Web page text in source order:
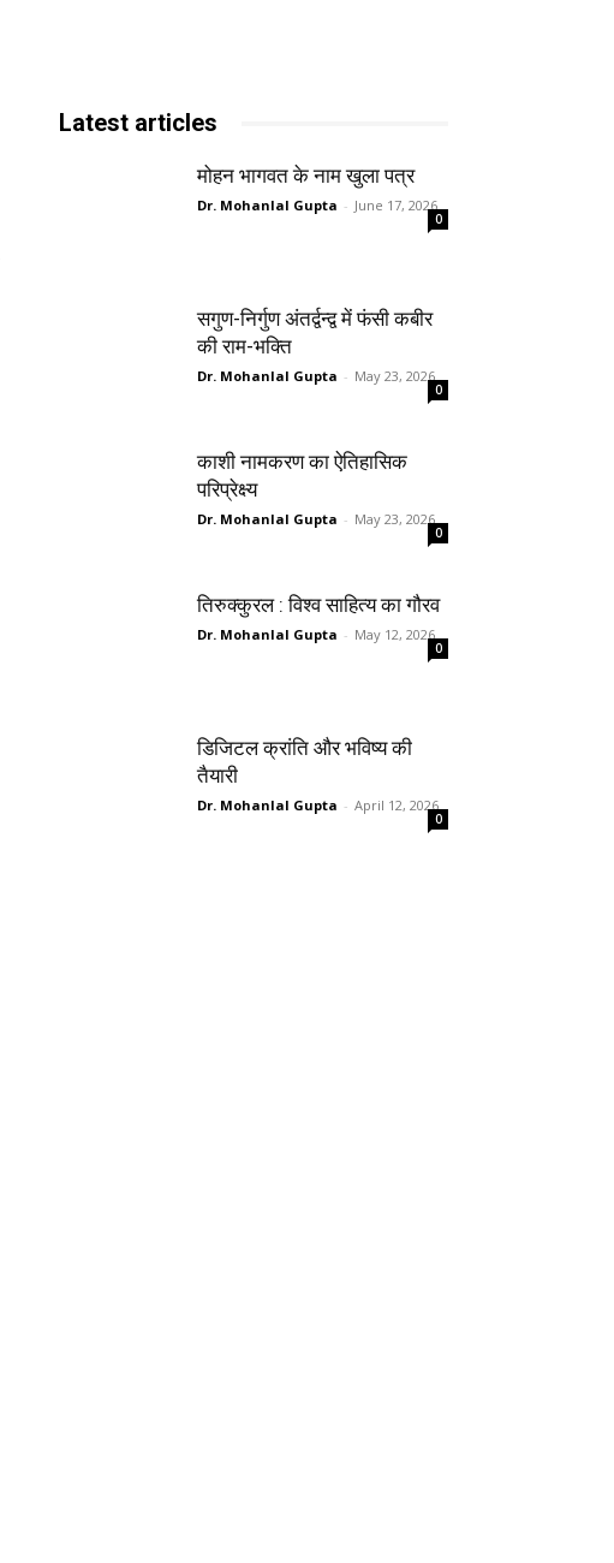
Latest articles
मोहन भागवत के नाम खुला पत्र
Dr. Mohanlal Gupta - June 17, 2026
0
सगुण-निर्गुण अंतर्द्वन्द्व में फंसी कबीर
की राम-भक्ति
Dr. Mohanlal Gupta - May 23, 2026
0
काशी नामकरण का ऐतिहासिक
परिप्रेक्ष्य
Dr. Mohanlal Gupta - May 23, 2026
0
तिरुक्कुरल : विश्व साहित्य का गौरव
Dr. Mohanlal Gupta - May 12, 2026
0
डिजिटल क्रांति और भविष्य की
तैयारी
Dr. Mohanlal Gupta - April 12, 2026
0